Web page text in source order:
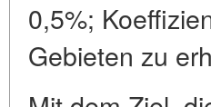
0,5%;
Gebieten zu